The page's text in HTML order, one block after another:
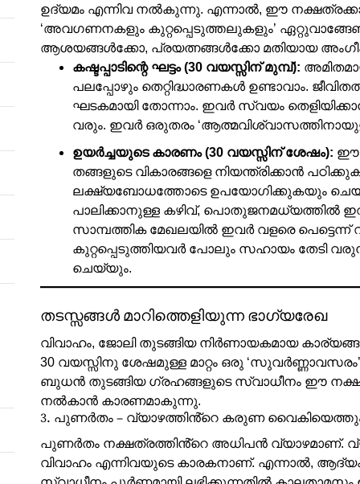
ഉദ്യമം എന്നിവ നൽകുന്നു. എന്നാൽ, ഈ
‘അവഗണനകളും കുറ്റപ്പെടുത്തലുകളും’
ആശയങ്ങൾക്കോ, പ്രയത്നങ്ങൾക്കോ മതിയായ
കഷ്ടപ്പാടിന്റെ ഘട്ടം (30 വയസ്സിന് മുമ്പ്):
പലപ്പോഴും തെറ്റിദ്ധാരണകൾ ഉണ്ടാവാം.
ഘടകമായി തോന്നാം. ഇവർ സ്വയം തെളിയിക്കാൻ
വരും. ഇവർ ഒരുതരം
ഉയർച്ചയുടെ കാരണം (30 വയസ്സിന് ശേഷം): ഈ
തങ്ങളുടെ വികാരങ്ങളെ നിയന്ത്രിക്കാൻ
ലക്ഷ്യബോധത്തോടെ ഉപയോഗിക്കുകയും
പാലിക്കാനുള്ള കഴിവ്, പൊതുജനമധ്യത്തിൽ
സാമ്പത്തിക മേഖലയിൽ ഇവർ വളരെ
കുറ്റപ്പെടുത്തിയവർ പോലും സഹായം തേടി
ചെയ്യും.
തടസ്സങ്ങൾ മാറിത്തെളിയുന്ന ഭാഗ്യരേഖ
വിവാഹം, ജോലി തുടങ്ങിയ നിർണായകമായ
30 വയസ്സിനു ശേഷമുള്ള മാറ്റം ഒരു
ബുധൻ തുടങ്ങിയ ഗ്രഹങ്ങളുടെ സ്വാധീനം ഈ
നൽകാൻ കാരണമാകുന്നു.
3. പുണർതം – വ്യാഴത്തിൻ്റെ കരുണ
പുണർതം നക്ഷത്രത്തിൻ്റെ അധിപൻ വ്യാഴമാണ്.
വിവാഹം എന്നിവയുടെ കാരകനാണ്. എന്നാൽ,